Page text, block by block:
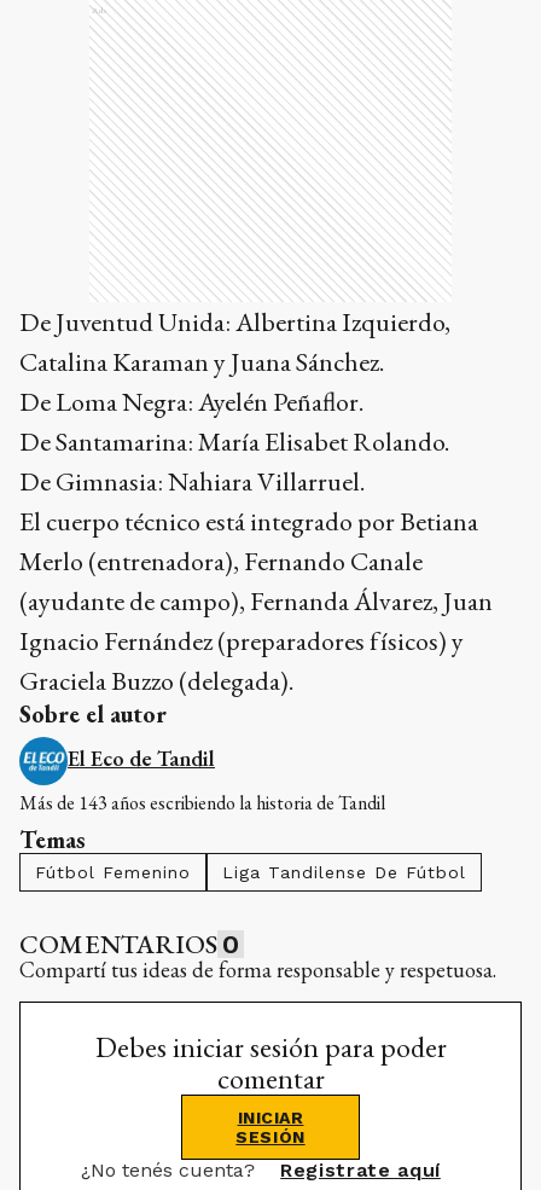
Ads
De Juventud Unida: Albertina Izquierdo,
Catalina Karaman y Juana Sánchez.
De Loma Negra: Ayelén Peñaflor.
De Santamarina: María Elisabet Rolando.
De Gimnasia: Nahiara Villarruel.
El cuerpo técnico está integrado por Betiana
Merlo (entrenadora), Fernando Canale
(ayudante de campo), Fernanda Álvarez, Juan
Ignacio Fernández (preparadores físicos) y
Graciela Buzzo (delegada).
Sobre el autor
El Eco de Tandil
Más de 143 años escribiendo la historia de Tandil
Temas
Fútbol Femenino Liga Tandilense De Fútbol
COMENTARIOS 0
Compartí tus ideas de forma responsable y respetuosa.
Debes iniciar sesión para poder
comentar
INICIAR
SESIÓN
¿No tenés cuenta? Registrate aquí